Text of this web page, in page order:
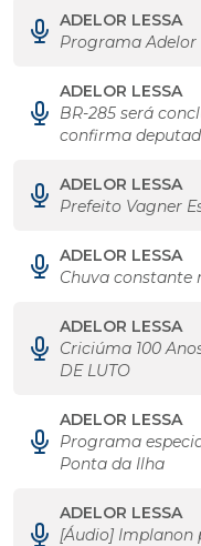
ADELOR LESSA
Programa Adelor
ADELOR LESSA
BR-285 será
confirma
ADELOR LESSA
Prefeito Vagner
ADELOR LESSA
Chuva constante
ADELOR LESSA
Criciúma 100
DE LUTO
ADELOR LESSA
Programa
Ponta da Ilha
ADELOR LESSA
[Áudio] Implanon